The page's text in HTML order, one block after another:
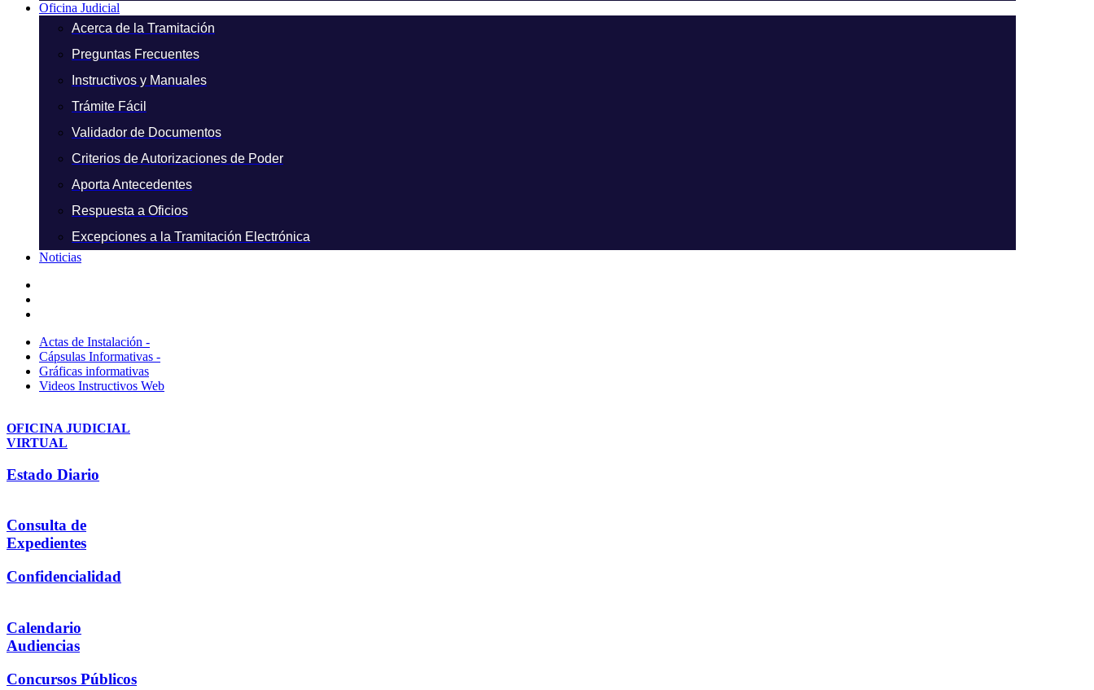
Oficina Judicial
Acerca de la Tramitación
Preguntas Frecuentes
Instructivos y Manuales
Trámite Fácil
Validador de Documentos
Criterios de Autorizaciones de Poder
Aporta Antecedentes
Respuesta a Oficios
Excepciones a la Tramitación Electrónica
Noticias
Actas de Instalación -
Cápsulas Informativas -
Gráficas informativas
Videos Instructivos Web
OFICINA JUDICIAL
VIRTUAL
Estado Diario
Consulta de
Expedientes
Confidencialidad
Calendario
Audiencias
Concursos Públicos